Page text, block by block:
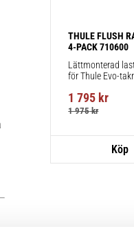
THULE FLUSH
4-PACK 710600
Lättmonterad
för Thule Evo-
reling.
1 795 kr
1 975kr